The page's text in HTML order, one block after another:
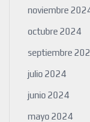
noviembre
octubre 2024
septiembre
julio 2024
junio 2024
mayo 2024